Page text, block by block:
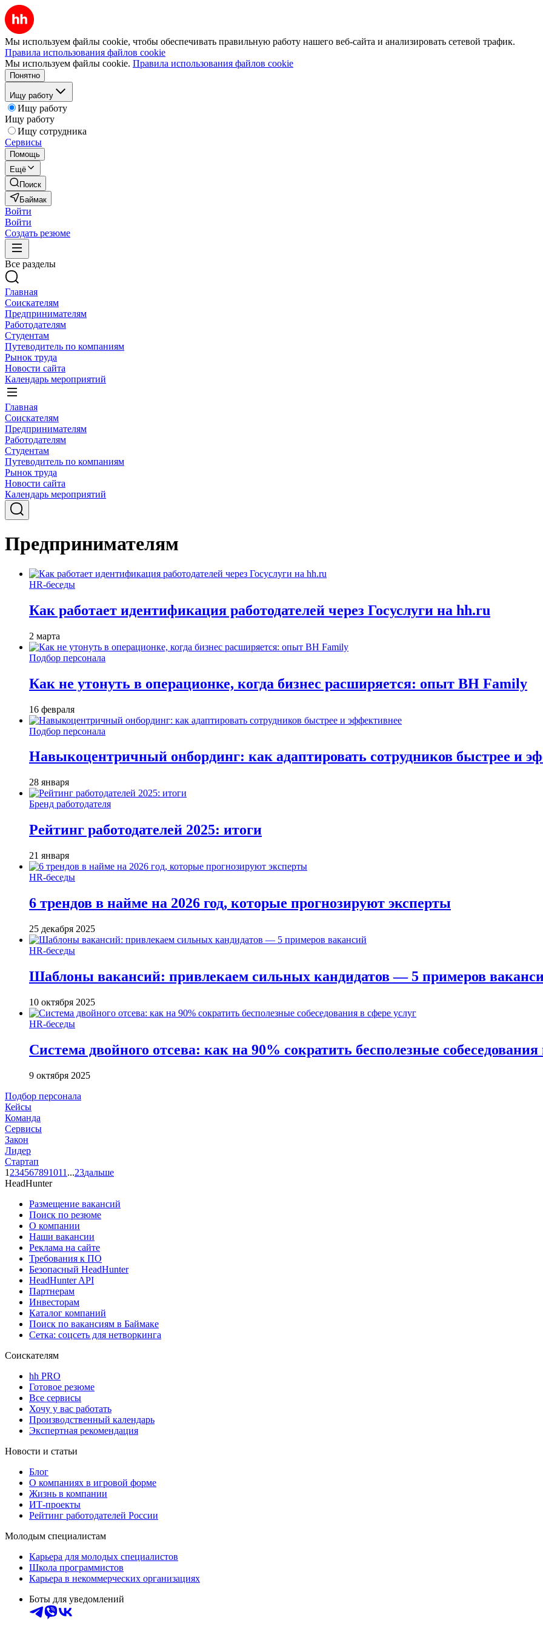
Мы используем файлы cookie, чтобы обеспечивать правильную работу нашего веб-сайта и анализировать сетевой трафик.
Правила использования файлов cookie
Мы используем файлы cookie. Правила использования файлов cookie
Понятно
Ищу работу
Ищу работу
Ищу работу
Ищу сотрудника
Сервисы
Помощь
Ещё
Поиск
Баймак
Войти
Войти
Создать резюме
Все разделы
Главная
Соискателям
Предпринимателям
Работодателям
Студентам
Путеводитель по компаниям
Рынок труда
Новости сайта
Календарь мероприятий
Главная
Соискателям
Предпринимателям
Работодателям
Студентам
Путеводитель по компаниям
Рынок труда
Новости сайта
Календарь мероприятий
Предпринимателям
HR-беседы
Как работает идентификация работодателей через Госуслуги на hh.ru
2 марта
Подбор персонала
Как не утонуть в операционке, когда бизнес расширяется: опыт BH Family
16 февраля
Подбор персонала
Навыкоцентричный онбординг: как адаптировать сотрудников быстрее и
28 января
Бренд работодателя
Рейтинг работодателей 2025: итоги
21 января
HR-беседы
6 трендов в найме на 2026 год, которые прогнозируют эксперты
25 декабря 2025
HR-беседы
Шаблоны вакансий: привлекаем сильных кандидатов — 5 примеров
10 октября 2025
HR-беседы
Система двойного отсева: как на 90% сократить бесполезные собеседования
9 октября 2025
Подбор персонала
Кейсы
Команда
Сервисы
Закон
Лидер
Стартап
1 234567891011 ...23дальше
HeadHunter
Размещение вакансий
Поиск по резюме
О компании
Наши вакансии
Реклама на сайте
Требования к ПО
Безопасный HeadHunter
HeadHunter API
Партнерам
Инвесторам
Каталог компаний
Поиск по вакансиям в Баймаке
Сетка: соцсеть для нетворкинга
Соискателям
hh PRO
Готовое резюме
Все сервисы
Хочу у вас работать
Производственный календарь
Экспертная рекомендация
Новости и статьи
Блог
О компаниях в игровой форме
Жизнь в компании
ИТ-проекты
Рейтинг работодателей России
Молодым специалистам
Карьера для молодых специалистов
Школа программистов
Карьера в некоммерческих организациях
Боты для уведомлений